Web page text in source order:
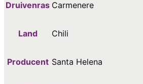
Druivenras Carmenere
Land Chili
Producent Santa Helena